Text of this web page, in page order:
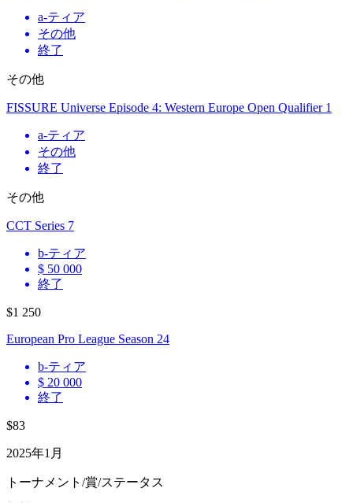
a-ティア
その他
終了
その他
FISSURE Universe Episode 4: Western Europe Open Qualifier 1
a-ティア
その他
終了
その他
CCT Series 7
b-ティア
$ 50 000
終了
$1 250
European Pro League Season 24
b-ティア
$ 20 000
終了
$83
2025年1月
トーナメント/賞/ステータス